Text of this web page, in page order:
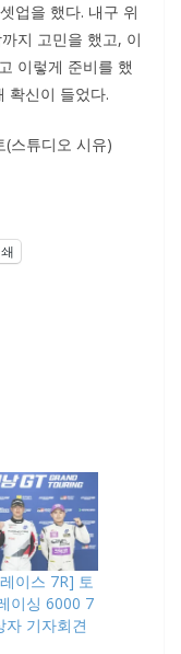
업을 했다. 내구 위
지 고민을 했고, 이
이렇게 준비를 했
확신이 들었다.
스튜디오 시유)
이스 7R] 토
이싱 6000 7
자 기자회견